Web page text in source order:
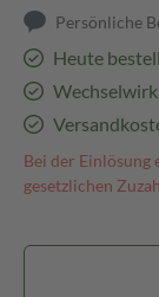
Persönliche
Heute
Bei der Einlösung
gesetzlichen